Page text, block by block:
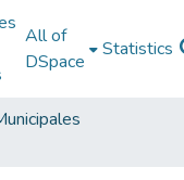
All of
DSpace
Statistics